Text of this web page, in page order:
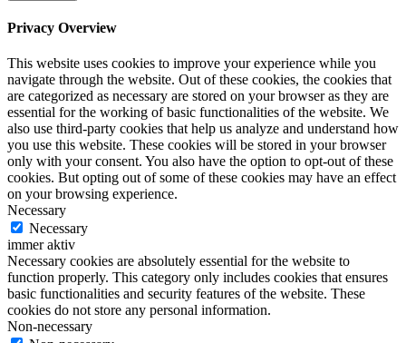
Privacy Overview
This website uses cookies to improve your experience while you
navigate through the website. Out of these cookies, the cookies that
are categorized as necessary are stored on your browser as they are
essential for the working of basic functionalities of the website. We
also use third-party cookies that help us analyze and understand how
you use this website. These cookies will be stored in your browser
only with your consent. You also have the option to opt-out of these
cookies. But opting out of some of these cookies may have an effect
on your browsing experience.
Necessary
Necessary
immer aktiv
Necessary cookies are absolutely essential for the website to
function properly. This category only includes cookies that ensures
basic functionalities and security features of the website. These
cookies do not store any personal information.
Non-necessary